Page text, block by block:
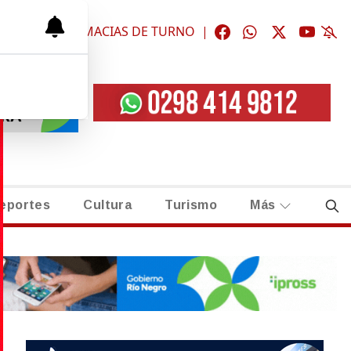
| FARMACIAS DE TURNO |
Cultura Turismo Más